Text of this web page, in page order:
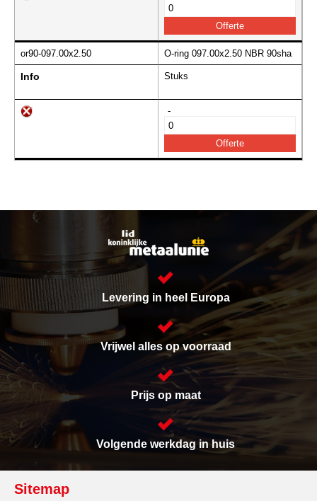
or90-097.00x2.50 O-ring 097.00x2.50 NBR 90sha
Info Stuks
-
Levering in heel Europa
Vrijwel alles op voorraad
Prijs op maat
Volgende werkdag in huis
Sitemap